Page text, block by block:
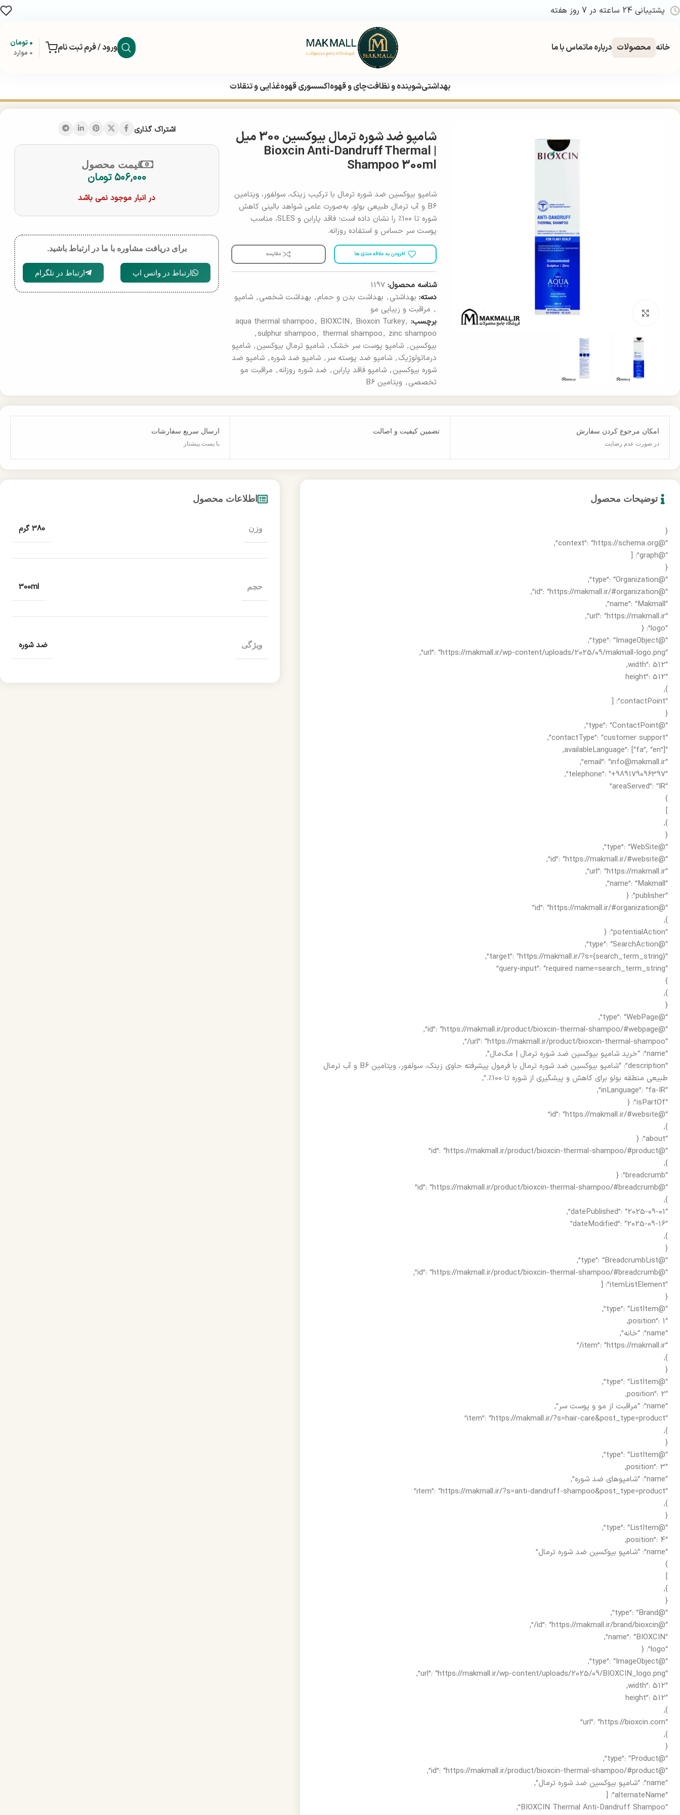
پشتیبانی 24 ساعته در 7 روز هفته
خانه محصولات درباره ماتماس با ما ورود / فرم ثبت نام 0 موارد
۰تومان
بهداشتیشوینده و نظافتچای و قهوهاکسسوری قهوهغذایی و تنقلات
خانه بهداشتی مراقبت و زیبایی مو شامپو شامپو ضد شوره ترمال بیوکسین 300 میل | Bioxcin Anti‑Dandruff Thermal Shampoo 300ml
برای بزرگنمایی کلیک کنید
شامپو ضد شوره ترمال بیوکسین 300 میل
| Bioxcin Anti‑Dandruff Thermal
Shampoo 300ml
شامپو بیوکسین ضد شوره ترمال با ترکیب زینک، سولفور، ویتامین
B6 و آب ترمال طبیعی بولو، به‌صورت علمی شواهد بالینی کاهش
شوره تا 100٪ را نشان داده است؛ فاقد پارابن و SLES، مناسب
پوست سر حساس و استفاده روزانه.
افزودن به علاقه مندی ها مقایسه
شناسه محصول:1197
دسته: بهداشتی, بهداشت بدن و حمام, بهداشت شخصی, شامپو
, مراقبت و زیبایی مو
برچسب:
aqua thermal shampoo, BIOXCIN, Bioxcin Turkey,
sulphur shampoo, thermal shampoo, zinc shampoo
,
بیوکسین, شامپو پوست سر خشک, شامپو ترمال بیوکسین, شامپو
درماتولوژیک, شامپو ضد پوسته سر, شامپو ضد شوره, شامپو ضد
شوره بیوکسین, شامپو فاقد پارابن, ضد شوره روزانه, مراقبت مو
تخصصی, ویتامین B6
اشتراک گذاری
قیمت محصول
۵۰۶,۰۰۰ تومان
در انبار موجود نمی باشد
برای دریافت مشاوره با ما در ارتباط باشید.
ارتباط در واتس اپ ارتباط در تلگرام
امکان مرجوع کردن سفارش
در صورت عدم رضایت
تضمین کیفیت و اصالت ارسال سریع سفارشات
با پست پیشتاز
توضیحات محصول
{
“@context”: “https://schema.org”,
“@graph”: [
{
“@type”: “Organization”,
“@id”: “https://makmall.ir/#organization”,
“name”: “Makmall”,
“url”: “https://makmall.ir”,
“logo”: {
“@type”: “ImageObject”,
“url”: “https://makmall.ir/wp-content/uploads/2025/09/makmall-logo.png”,
“width”: 512,
“height”: 512
},
“contactPoint”: [
{
“@type”: “ContactPoint”,
“contactType”: “customer support”,
“availableLanguage”: [“fa”, “en”],
“email”: “info@makmall.ir”,
“telephone”: “+989179096397”,
“areaServed”: “IR”
}
]
},
{
“@type”: “WebSite”,
“@id”: “https://makmall.ir/#website”,
“url”: “https://makmall.ir”,
“name”: “Makmall”,
“publisher”: {
“@id”: “https://makmall.ir/#organization”
},
“potentialAction”: {
“@type”: “SearchAction”,
“target”: “https://makmall.ir/?s={search_term_string}”,
“query-input”: “required name=search_term_string”
}
},
{
“@type”: “WebPage”,
“@id”: “https://makmall.ir/product/bioxcin-thermal-shampoo/#webpage”,
“url”: “https://makmall.ir/product/bioxcin-thermal-shampoo/”,
“name”: “خرید شامپو بیوکسین ضد شوره ترمال | مک‌مال”,
“description”: “شامپو بیوکسین ضد شوره ترمال با فرمول پیشرفته حاوی زینک، سولفور، ویتامین B6 و آب ترمال
طبیعی منطقه بولو برای کاهش و پیشگیری از شوره تا 100٪.”,
“inLanguage”: “fa-IR”,
“isPartOf”: {
“@id”: “https://makmall.ir/#website”
},
“about”: {
“@id”: “https://makmall.ir/product/bioxcin-thermal-shampoo/#product”
},
“breadcrumb”: {
“@id”: “https://makmall.ir/product/bioxcin-thermal-shampoo/#breadcrumb”
},
“datePublished”: “2025-09-01”,
“dateModified”: “2025-09-16”
},
{
“@type”: “BreadcrumbList”,
“@id”: “https://makmall.ir/product/bioxcin-thermal-shampoo/#breadcrumb”,
“itemListElement”: [
{
“@type”: “ListItem”,
“position”: 1,
“name”: “خانه”,
“item”: “https://makmall.ir/”
},
{
“@type”: “ListItem”,
“position”: 2,
“name”: “مراقبت از مو و پوست سر”,
“item”: “https://makmall.ir/?s=hair-care&post_type=product”
},
{
“@type”: “ListItem”,
“position”: 3,
“name”: “شامپوهای ضد شوره”,
“item”: “https://makmall.ir/?s=anti-dandruff-shampoo&post_type=product”
},
{
“@type”: “ListItem”,
“position”: 4,
“name”: “شامپو بیوکسین ضد شوره ترمال”
}
]
},
{
“@type”: “Brand”,
“@id”: “https://makmall.ir/brand/bioxcin/”,
“name”: “BIOXCIN”,
“logo”: {
“@type”: “ImageObject”,
“url”: “https://makmall.ir/wp-content/uploads/2025/09/BIOXCIN_logo.png”,
“width”: 512,
“height”: 512
},
“url”: “https://bioxcin.com”
},
{
“@type”: “Product”,
“@id”: “https://makmall.ir/product/bioxcin-thermal-shampoo/#product”,
“name”: “شامپو بیوکسین ضد شوره ترمال”,
“alternateName”: [
“BIOXCIN Thermal Anti-Dandruff Shampoo”,
اطلاعات محصول
وزن 380 گرم
حجم 300ml
ویژگی ضد شوره